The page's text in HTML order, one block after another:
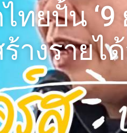
ยปั้น ‘9
างราย